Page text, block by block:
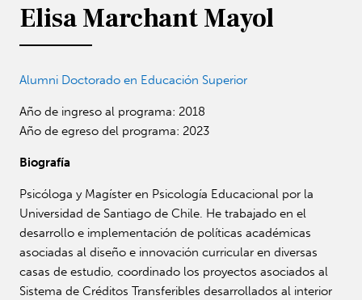
Elisa Marchant Mayol
Alumni Doctorado en Educación Superior
Año de ingreso al programa: 2018
Año de egreso del programa: 2023
Biografía
Psicóloga y Magíster en Psicología Educacional por la
Universidad de Santiago de Chile. He trabajado en el
desarrollo e implementación de políticas académicas
asociadas al diseño e innovación curricular en diversas
casas de estudio, coordinado los proyectos asociados al
Sistema de Créditos Transferibles desarrollados al interior